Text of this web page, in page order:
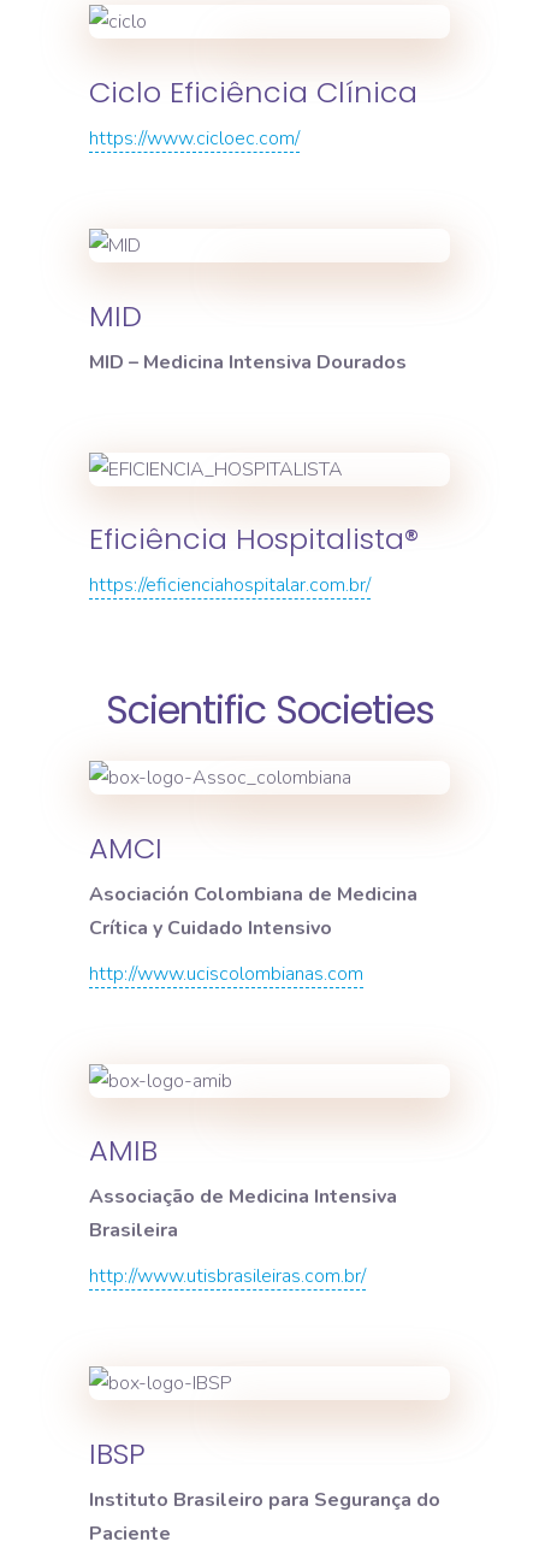
Ciclo Eficiência Clínica
https://www.cicloec.com/
MID
MID – Medicina Intensiva Dourados
Eficiência Hospitalista®
https://eficienciahospitalar.com.br/
Scientific Societies
AMCI
Asociación Colombiana de Medicina
Crítica y Cuidado Intensivo
http://www.uciscolombianas.com
AMIB
Associação de Medicina Intensiva
Brasileira
http://www.utisbrasileiras.com.br/
IBSP
Instituto Brasileiro para Segurança do
Paciente